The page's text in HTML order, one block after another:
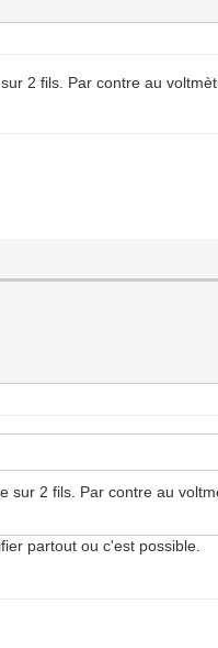
2 fils. Par contre au
2 fils. Par contre au
partout ou c'est possible.